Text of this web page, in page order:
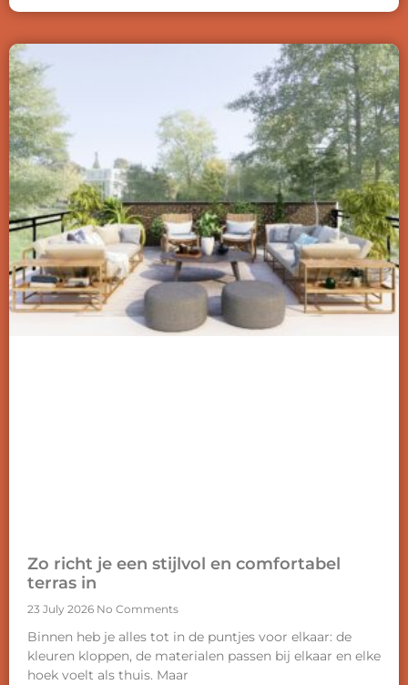
Zo richt je een stijlvol en comfortabel
terras in
23 July 2026 No Comments
Binnen heb je alles tot in de puntjes voor elkaar: de
kleuren kloppen, de materialen passen bij elkaar en elke
hoek voelt als thuis. Maar